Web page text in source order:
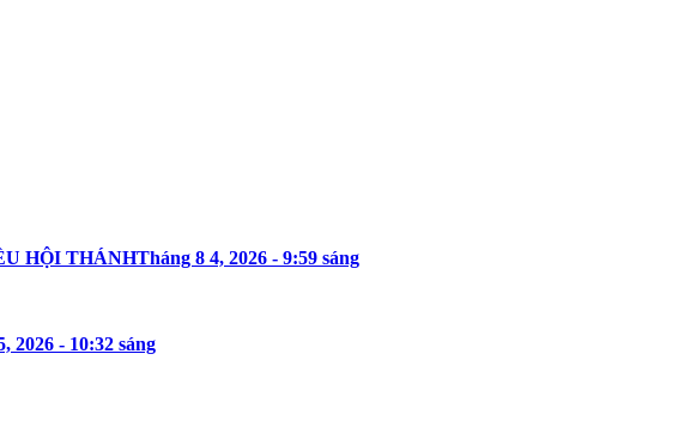
HỘI THÁNHTháng 8 4, 2026 - 9:59 sáng
2026 - 10:32 sáng